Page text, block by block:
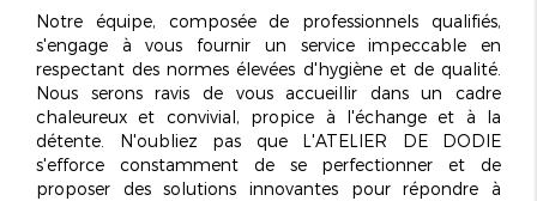
Notre équipe, composée de professionnels qualifiés,
s'engage à vous fournir un service impeccable en
respectant des normes élevées d'hygiène et de qualité.
Nous serons ravis de vous accueillir dans un cadre
chaleureux et convivial, propice à l'échange et à la
détente. N'oubliez pas que L'ATELIER DE DODIE
s'efforce constamment de se perfectionner et de
proposer des solutions innovantes pour répondre à